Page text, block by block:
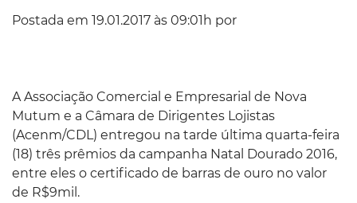
Postada em 19.01.2017 às 09:01h por
A Associação Comercial e Empresarial de Nova
Mutum e a Câmara de Dirigentes Lojistas
(Acenm/CDL) entregou na tarde última quarta-feira
(18) três prêmios da campanha Natal Dourado 2016,
entre eles o certificado de barras de ouro no valor
de R$9mil.